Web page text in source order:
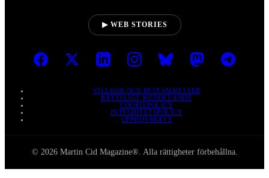
▶ WEB STORIES
VILLKOR OCH BESTÄMMELSER
RÄTTSLIGT MEDDELANDE
COOKIEPOLICY
INTEGRITETSPOLICY
UPPHOVSRÄTT
© 2026 Martin Cid Magazine®. Alla rättigheter förbehållna.